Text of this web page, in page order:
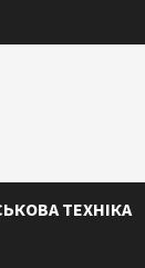
ТЕХНІКА